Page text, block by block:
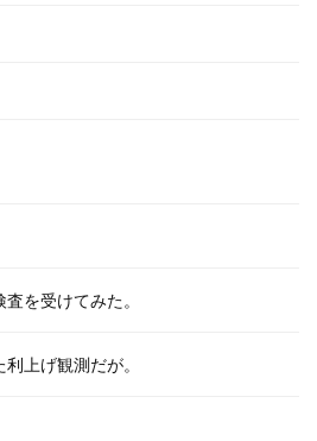
を受けてみた。
上げ観測だが。